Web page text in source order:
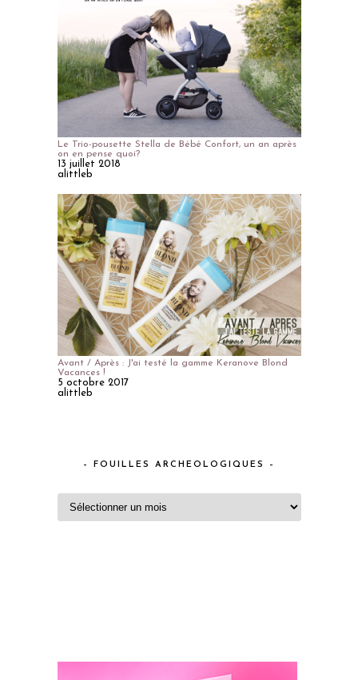
Le Trio-pousette Stella de Bébé Confort, un an après
on en pense quoi?
13 juillet 2018
alittleb
Avant / Après : J'ai testé la gamme Keranove Blond
Vacances !
5 octobre 2017
alittleb
– FOUILLES ARCHEOLOGIQUES –